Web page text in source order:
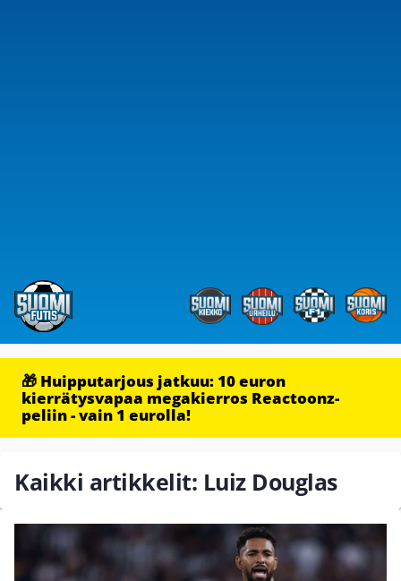
🎁 Huipputarjous jatkuu: 10 euron
kierrätysvapaa megakierros Reactoonz-
peliin - vain 1 eurolla!
Kaikki artikkelit: Luiz Douglas